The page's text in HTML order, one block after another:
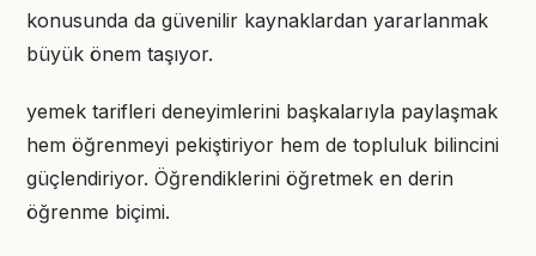
konusunda da güvenilir kaynaklardan yararlanmak
büyük önem taşıyor.
yemek tarifleri deneyimlerini başkalarıyla paylaşmak
hem öğrenmeyi pekiştiriyor hem de topluluk bilincini
güçlendiriyor. Öğrendiklerini öğretmek en derin
öğrenme biçimi.